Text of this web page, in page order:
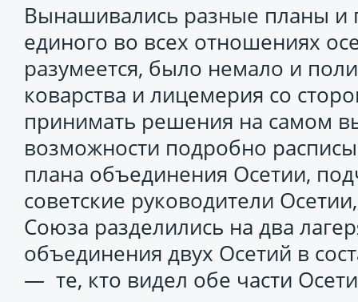
Вынашивались разные планы и
единого во всех отношениях
разумеется, было немало и
коварства и лицемерия со
принимать решения на самом
возможности подробно
плана объединения Осетии,
советские руководители
Союза разделились на два
объединения двух Осетий в
— те, кто видел обе части